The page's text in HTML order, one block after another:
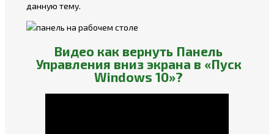
данную тему.
Видео как вернуть Панель
Управления вниз экрана в «Пуск
Windows 10»?